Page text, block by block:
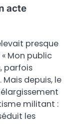
acte
presque
Mon public
parfois
depuis, le
militant :
les